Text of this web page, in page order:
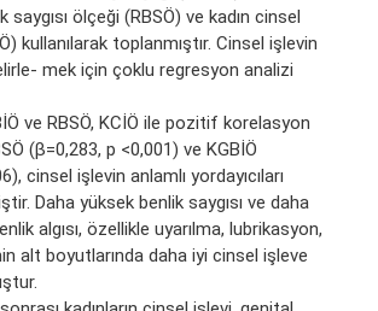
saygısı ölçeği (RBSÖ) ve kadın cinsel
kullanılarak toplanmıştır. Cinsel işlevin
mek için çoklu regresyon analizi
ve RBSÖ, KCİÖ ile pozitif korelasyon
(β=0,283, p <0,001) ve KGBİÖ
cinsel işlevin anlamlı yordayıcıları
Daha yüksek benlik saygısı ve daha
algısı, özellikle uyarılma, lubrikasyon,
alt boyutlarında daha iyi cinsel işleve